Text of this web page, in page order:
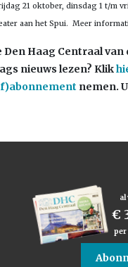
21 oktober, dinsdag 1 t/m
aan het Spui. Meer
Haag Centraal
nieuws lezen? Klik
nemen.
al
€
per